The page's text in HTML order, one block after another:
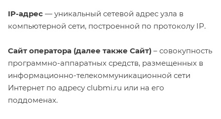
IP-адрес — уникальный сетевой адрес узла в
компьютерной сети, построенной по протоколу IP.
Сайт оператора (далее также Сайт) – совокупность
программно-аппаратных средств, размещенных в
информационно-телекоммуникационной сети
Интернет по адресу clubmi.ru или на его
поддоменах.